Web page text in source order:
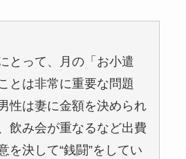
とって、月の「お小遣
とは非常に重要な問題
性は妻に金額を決められ
飲み会が重なるなど出費
を決して“銭闘”をしてい